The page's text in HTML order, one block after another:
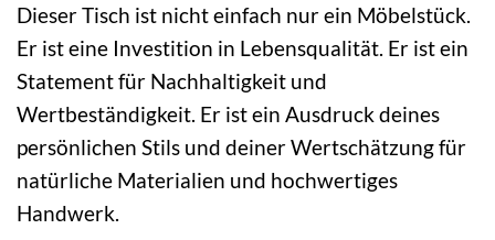
Dieser Tisch ist nicht einfach nur ein Möbelstück.
Er ist eine Investition in Lebensqualität. Er ist ein
Statement für Nachhaltigkeit und
Wertbeständigkeit. Er ist ein Ausdruck deines
persönlichen Stils und deiner Wertschätzung für
natürliche Materialien und hochwertiges
Handwerk.